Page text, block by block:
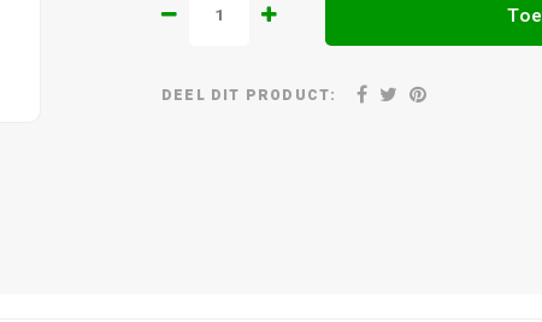
DEEL DIT PRODUCT: